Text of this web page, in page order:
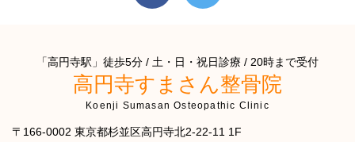
「高円寺駅」徒歩5分 / 土・日・祝日診療 / 20時まで受付
高円寺すまさん整骨院
Koenji Sumasan Osteopathic Clinic
〒166-0002 東京都杉並区高円寺北2-22-11 1F